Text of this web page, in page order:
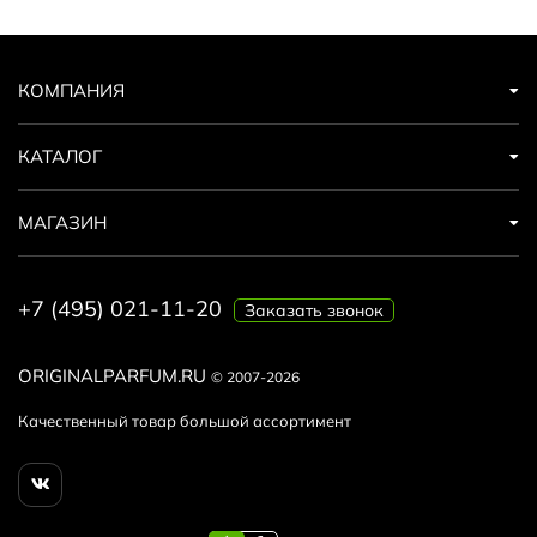
ORIGINALPARFUM.RU © 2007-2026
Качественный товар большой ассортимент
КОМПАНИЯ
КАТАЛОГ
МАГАЗИН
+7 (495) 021-11-20 Заказать звонок